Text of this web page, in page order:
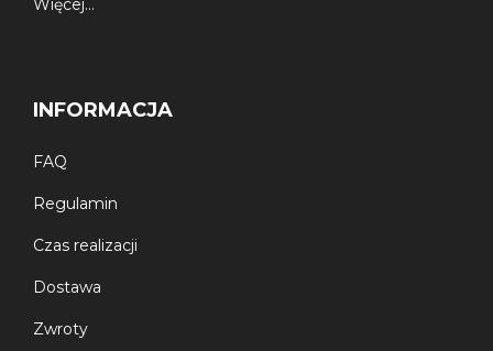
Więcej…
INFORMACJA
FAQ
Regulamin
Czas realizacji
Dostawa
Zwroty